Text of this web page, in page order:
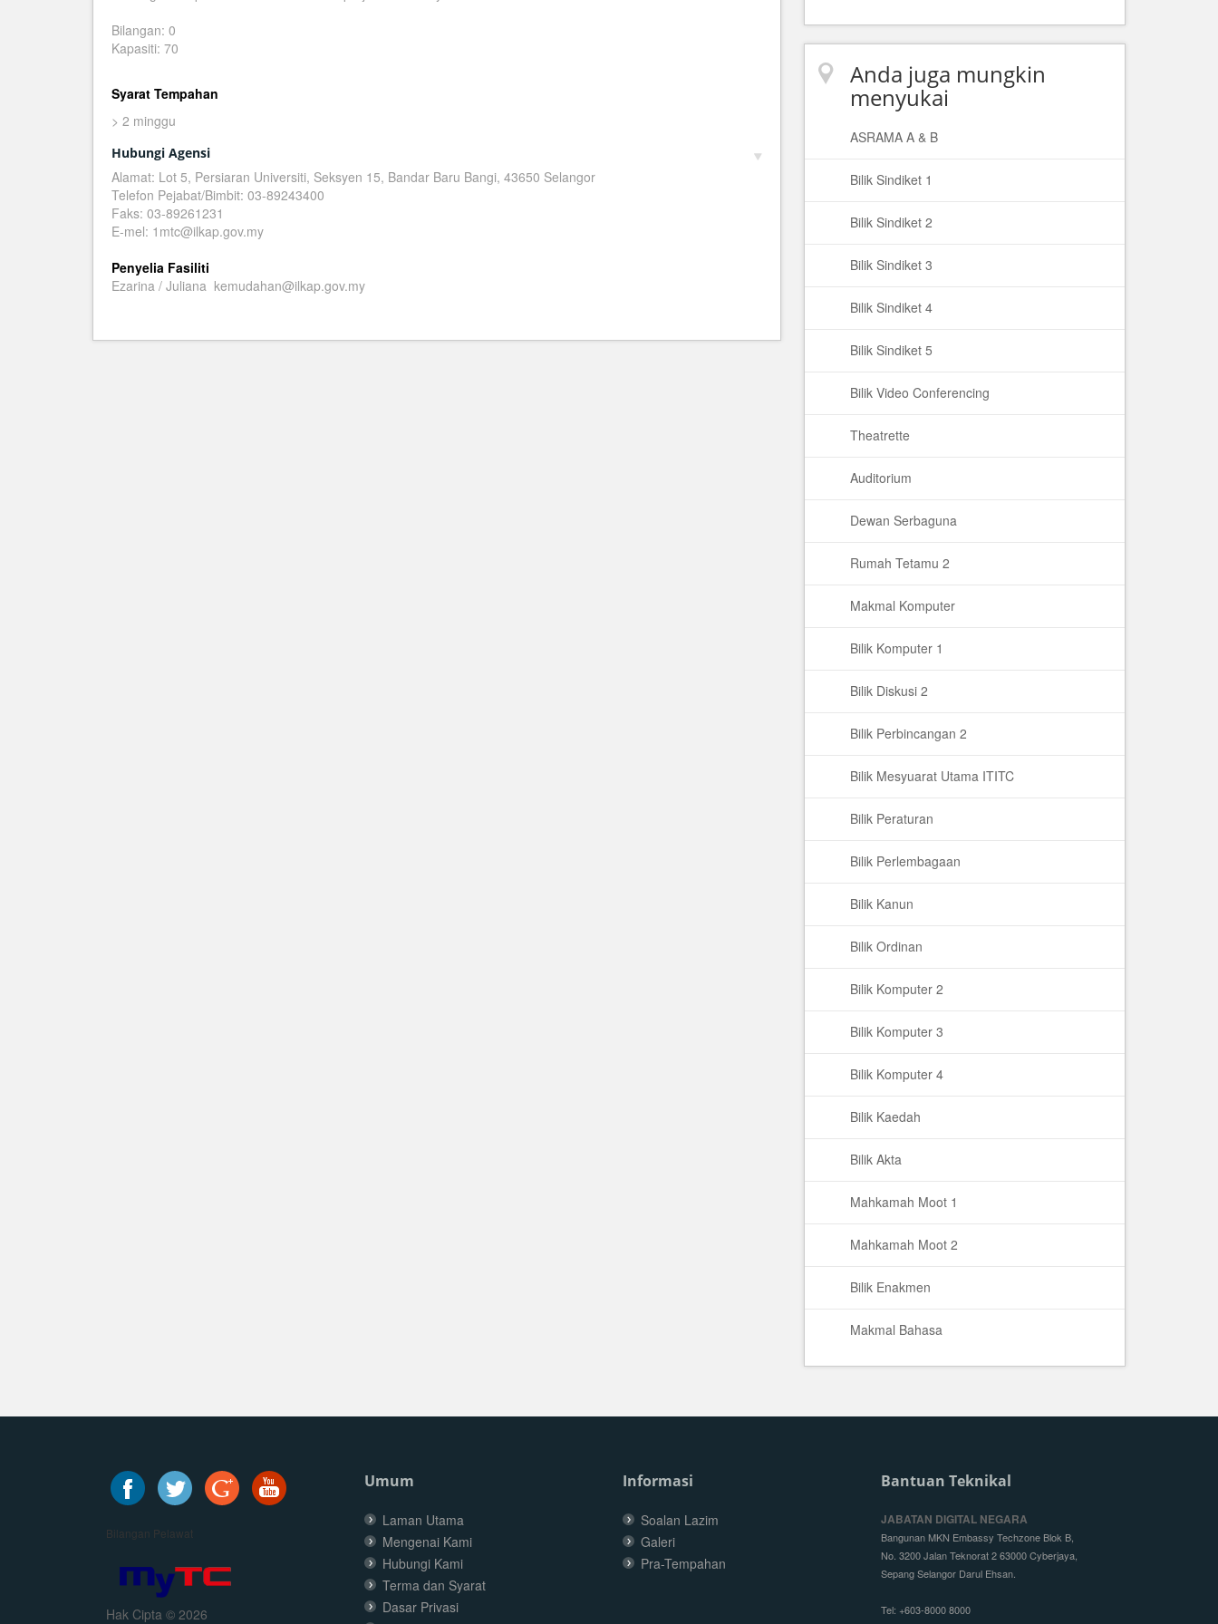
Bilangan: 0
Kapasiti: 70
Syarat Tempahan
> 2 minggu
Hubungi Agensi
Alamat: Lot 5, Persiaran Universiti, Seksyen 15, Bandar Baru Bangi, 43650 Selangor
Telefon Pejabat/Bimbit: 03-89243400
Faks: 03-89261231
E-mel: 1mtc@ilkap.gov.my
Penyelia Fasiliti
Ezarina / Juliana kemudahan@ilkap.gov.my
Anda juga mungkin
menyukai
ASRAMA A & B
Bilik Sindiket 1
Bilik Sindiket 2
Bilik Sindiket 3
Bilik Sindiket 4
Bilik Sindiket 5
Bilik Video Conferencing
Theatrette
Auditorium
Dewan Serbaguna
Rumah Tetamu 2
Makmal Komputer
Bilik Komputer 1
Bilik Diskusi 2
Bilik Perbincangan 2
Bilik Mesyuarat Utama ITITC
Bilik Peraturan
Bilik Perlembagaan
Bilik Kanun
Bilik Ordinan
Bilik Komputer 2
Bilik Komputer 3
Bilik Komputer 4
Bilik Kaedah
Bilik Akta
Mahkamah Moot 1
Mahkamah Moot 2
Bilik Enakmen
Makmal Bahasa
Bilangan Pelawat
Hak Cipta © 2026
Umum
Laman Utama
Mengenai Kami
Hubungi Kami
Terma dan Syarat
Dasar Privasi
Informasi
Soalan Lazim
Galeri
Pra-Tempahan
Bantuan Teknikal
JABATAN DIGITAL NEGARA
Bangunan MKN Embassy Techzone Blok B,
No. 3200 Jalan Teknorat 2 63000 Cyberjaya,
Sepang Selangor Darul Ehsan.
Tel: +603-8000 8000